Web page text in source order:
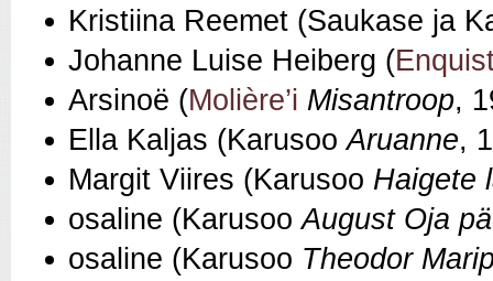
Kristiina Reemet (Saukase ja
Johanne Luise Heiberg (
Arsinoë (Molière’i Misantroop,
Ella Kaljas (KarusooAruanne,
Margit Viires (Karusoo Haigete
osaline (KarusooAugust Oja
osaline (Karusoo Theodor